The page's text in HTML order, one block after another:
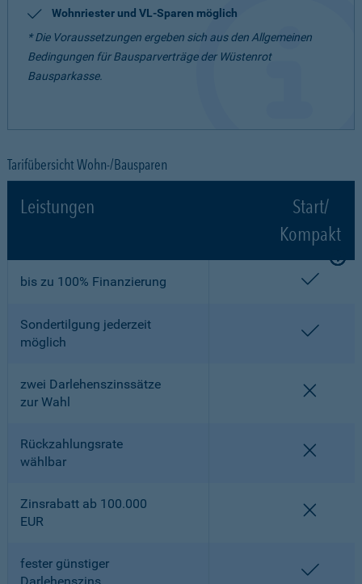
Wohnriester und VL-Sparen möglich
* Die Voraussetzungen ergeben sich aus den Allgemeinen
Bedingungen für Bausparverträge der Wüstenrot
Bausparkasse.
Tarifübersicht Wohn-/Bausparen
Leistungen
Start/
Kompakt
bis zu 100% Finanzierung
Sondertilgung jederzeit
möglich
zwei Darlehenszinssätze
zur Wahl
Rückzahlungsrate
wählbar
Zinsrabatt ab 100.000
EUR
fester günstiger